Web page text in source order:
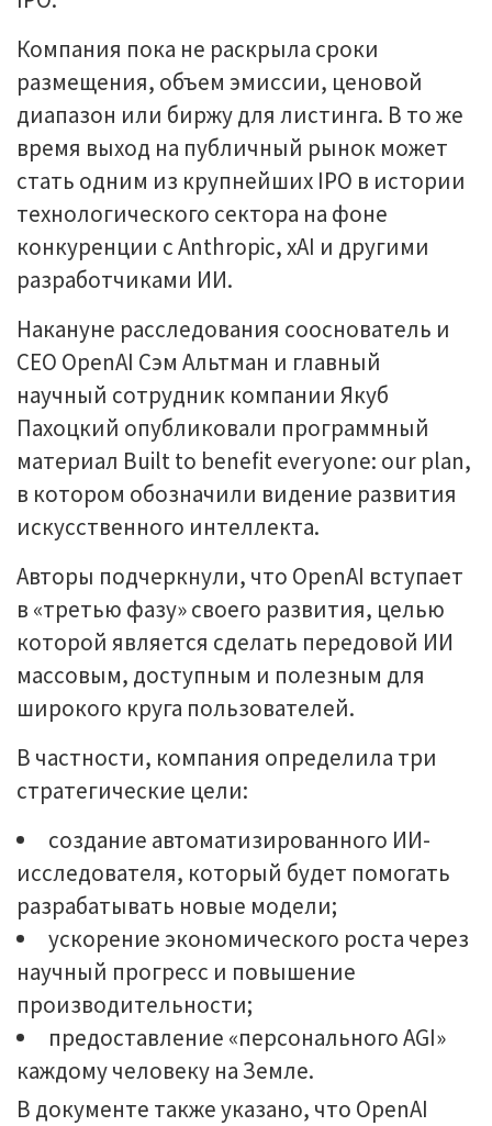
Компания пока не раскрыла сроки
размещения, объем эмиссии, ценовой
диапазон или биржу для листинга. В то же
время выход на публичный рынок может
стать одним из крупнейших IPO в истории
технологического сектора на фоне
конкуренции с Anthropic, xAI и другими
разработчиками ИИ.
Накануне расследования сооснователь и
CEO OpenAI Сэм Альтман и главный
научный сотрудник компании Якуб
Пахоцкий опубликовали программный
материал Built to benefit everyone: our plan,
в котором обозначили видение развития
искусственного интеллекта.
Авторы подчеркнули, что OpenAI вступает
в «третью фазу» своего развития, целью
которой является сделать передовой ИИ
массовым, доступным и полезным для
широкого круга пользователей.
В частности, компания определила три
стратегические цели:
создание автоматизированного ИИ-
исследователя, который будет помогать
разрабатывать новые модели;
ускорение экономического роста через
научный прогресс и повышение
производительности;
предоставление «персонального AGI»
каждому человеку на Земле.
В документе также указано, что OpenAI